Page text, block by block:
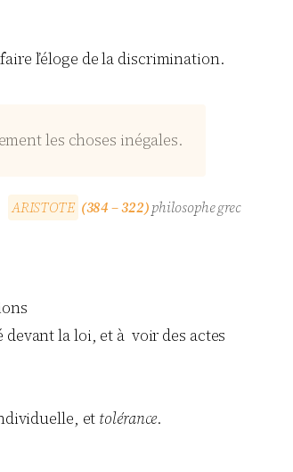
l’éloge de la discrimination.
les choses inégales.
ARISTOTE (384 – 322)philosophe grec
la loi, et à voir des actes
et tolérance.